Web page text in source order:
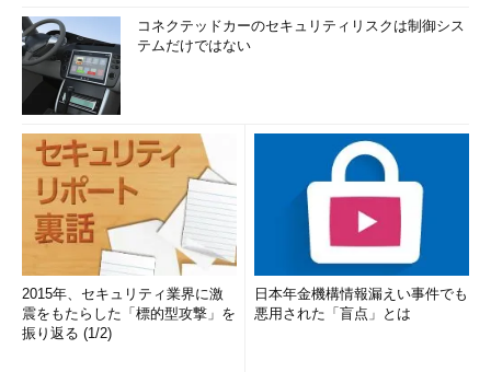
コネクテッドカーのセキュリティリスクは制御シス
テムだけではない
2015年、セキュリティ業界に激
震をもたらした「標的型攻撃」を
振り返る (1/2)
日本年金機構情報漏えい事件でも
悪用された「盲点」とは